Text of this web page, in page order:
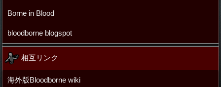
Borne in Blood
bloodborne blogspot
相互リンク
海外版Bloodborne wiki